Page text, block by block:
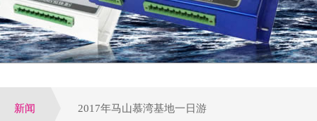
新闻 2017年马山慕湾基地一日游